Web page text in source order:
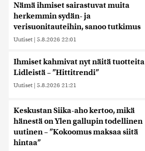
Nämä ihmiset sairastuvat muita
herkemmin sydän- ja
verisuonitauteihin, sanoo tutkimus
Uutiset | 5.8.2026 22:01
Ihmiset kahmivat nyt näitä tuotteita
Lidleistä – ”Hittitrendi”
Uutiset | 5.8.2026 21:21
Keskustan Siika-aho kertoo, mikä
hänestä on Ylen gallupin todellinen
uutinen – ”Kokoomus maksaa siitä
hintaa”